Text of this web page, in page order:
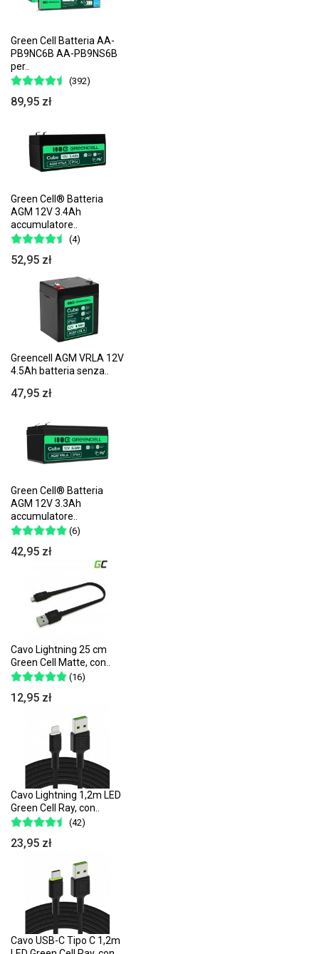
Green Cell Batteria AA-
PB9NC6B AA-PB9NS6B
per..
(392)
89,95 zł
Green Cell® Batteria
AGM 12V 3.4Ah
accumulatore..
(4)
52,95 zł
Greencell AGM VRLA 12V
4.5Ah batteria senza..
47,95 zł
Green Cell® Batteria
AGM 12V 3.3Ah
accumulatore..
(6)
42,95 zł
Cavo Lightning 25 cm
Green Cell Matte, con..
(16)
12,95 zł
Cavo Lightning 1,2m LED
Green Cell Ray, con..
(42)
23,95 zł
Cavo USB-C Tipo C 1,2m